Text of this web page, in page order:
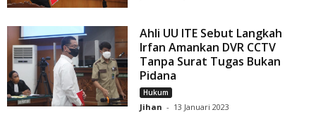
Ahli UU ITE Sebut Langkah
Irfan Amankan DVR CCTV
Tanpa Surat Tugas Bukan
Pidana
Hukum
Jihan - 13 Januari 2023